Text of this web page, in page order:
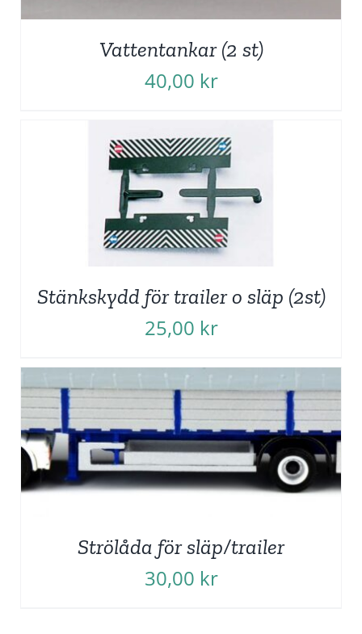
Vattentankar (2 st)
40,00 kr
Stänkskydd för trailer o släp (2st)
25,00 kr
Strölåda för släp/trailer
30,00 kr